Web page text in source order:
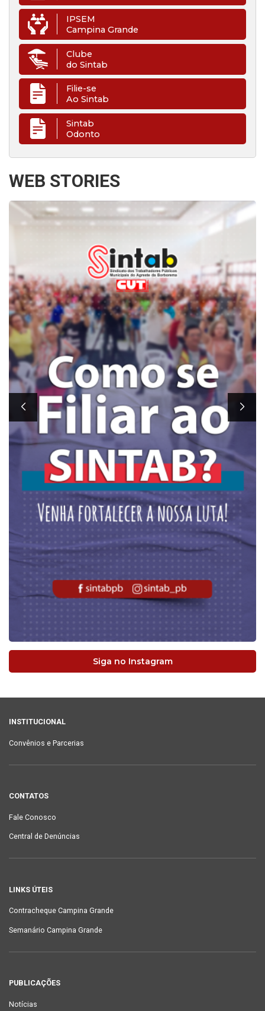
IPSEM
Campina Grande
Clube
do Sintab
Filie-se
Ao Sintab
Sintab
Odonto
WEB STORIES
Siga no Instagram
INSTITUCIONAL
Convênios e Parcerias
CONTATOS
Fale Conosco
Central de Denúncias
LINKS ÚTEIS
Contracheque Campina Grande
Semanário Campina Grande
PUBLICAÇÕES
Notícias